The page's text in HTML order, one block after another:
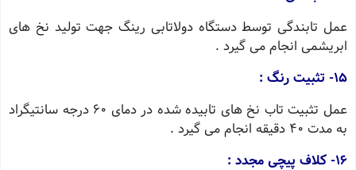
عمل تابندگی توسط دستگاه دولاتابی رینگ جهت تولید نخ های
ابریشمی انجام می گیرد .
15- تثبیت رنگ :
عمل تثبیت تاب نخ های تابیده شده در دمای 60 درجه سانتیگراد
به مدت 40 دقیقه انجام می گیرد .
16- کلاف پیچی مجدد :